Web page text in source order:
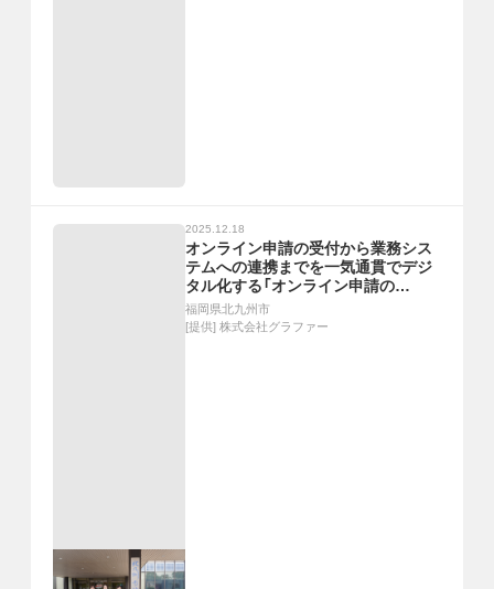
2025.12.18
オンライン申請の受付から業務シス
テムへの連携までを一気通貫でデジ
タル化する「オンライン申請の
kintone連携」に取り組む北九州市の
先行事例
福岡県北九州市
[提供] 株式会社グラファー